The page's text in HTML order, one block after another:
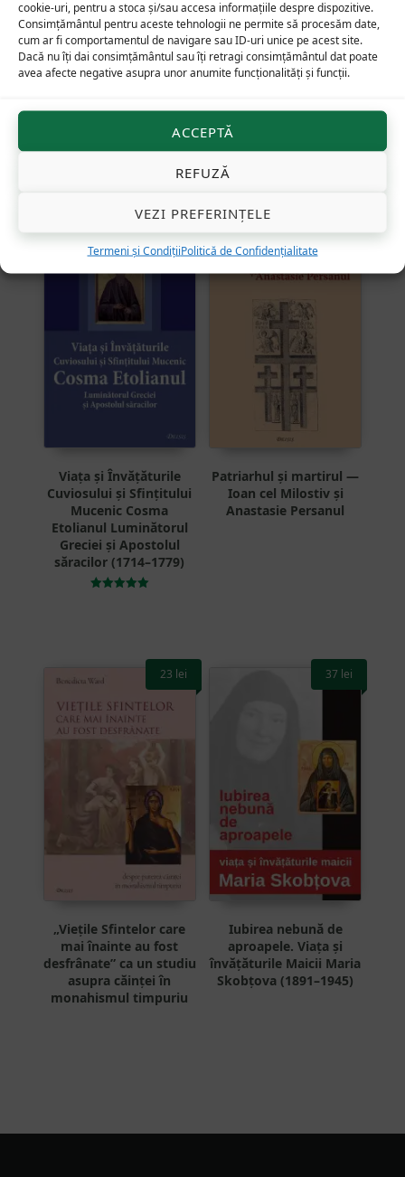
cookie-uri, pentru a stoca și/sau accesa informațiile despre dispozitive.
Consimțământul pentru aceste tehnologii ne permite să procesăm date,
cum ar fi comportamentul de navigare sau ID-uri unice pe acest site.
Dacă nu îți dai consimțământul sau îți retragi consimțământul dat poate
avea afecte negative asupra unor anumite funcționalități și funcții.
ACCEPTĂ
REFUZĂ
VEZI PREFERINȚELE
Termeni și CondițiiPolitică de Confidențialitate
Viața și învățătura
starețului Siluan
Cuvioasa Melania
Romana Binefăcătoarea
sfinți
5.00
Viața și Învățăturile
Cuviosului și Sfințitului
Mucenic Cosma
Etolianul Luminătorul
Greciei și Apostolul
săracilor (1714–1779)
37lei
Patriarhul și martirul —
Ioan cel Milostiv și
Anastasie Persanul
„Viețile Sfintelor care
mai înainte au fost
desfrânate” ca un studiu
asupra căinței în
monahismul timpuriu
23 lei
Iubirea nebună de
aproapele. Viața și
învățăturile Maicii Maria
Skobțova (1891–1945)
37 lei